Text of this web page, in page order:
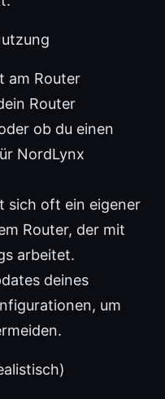
am Router
Router
ob du einen
NordLynx
sich oft ein eigener
Router, der mit
arbeitet.
deines
um